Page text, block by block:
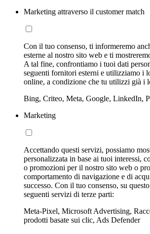
Marketing attraverso il customer match
Con il tuo consenso, ti informeremo
esterne al nostro sito web e ti
A tal fine, confrontiamo i tuoi dati
seguenti fornitori esterni e utilizziamo i
online, a condizione che tu utilizzi già i
Bing, Criteo, Meta, Google, LinkedIn,
Marketing
Accettando questi servizi, possiamo
personalizzata in base ai tuoi interessi,
o promozioni per il nostro sito web o
comportamento di navigazione e di
successo. Con il tuo consenso, su
seguenti servizi di terze parti:
Meta-Pixel, Microsoft Advertising,
prodotti basate sui clic, Ads Defender